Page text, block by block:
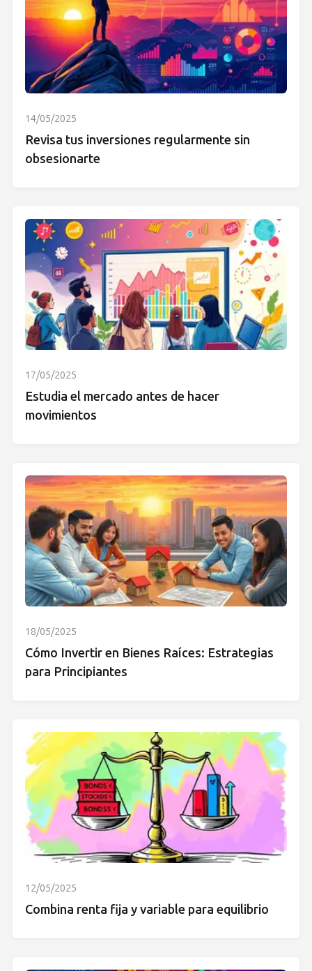
14/05/2025
Revisa tus inversiones regularmente sin
obsesionarte
17/05/2025
Estudia el mercado antes de hacer
movimientos
18/05/2025
Cómo Invertir en Bienes Raíces: Estrategias
para Principiantes
12/05/2025
Combina renta fija y variable para equilibrio